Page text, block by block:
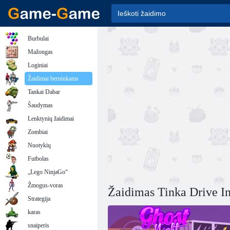
Žaidimas Tinka Drive
Burbulai
Mažongas
Loginiai
Žaidimai berniukams
Tankai Dabar
Šaudymas
Lenktynių žaidimai
Zombiai
Nuotykių
Futbolas
„Lego NinjaGo“
Žmogus-voras
Strategija
karas
snaiperis